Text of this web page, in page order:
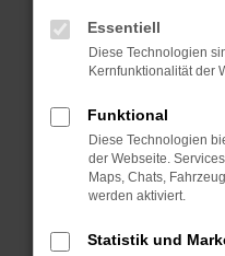
Prüfe deine
Manche
können das
anderen
Fenster?
Starte dein
vorübergehende
Essentiell
Diese Technologien
Kernfunktionalität der
Funktional
Diese Technologien
der Webseite.
Maps, Chats,
werden aktiviert.
Statistik und